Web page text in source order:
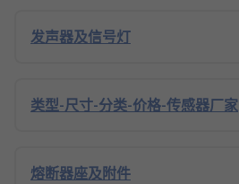
发声器及信号灯
类型-尺寸-分类-价格-传感器厂家
熔断器座及附件